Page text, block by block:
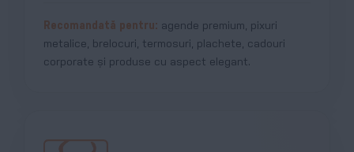
Recomandată pentru: agende premium, pixuri
metalice, brelocuri, termosuri, plachete, cadouri
corporate și produse cu aspect elegant.